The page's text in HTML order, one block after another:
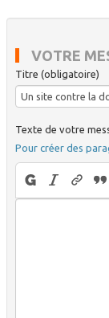
VOTRE
Titre (obligatoire)
Texte de votre
Pour créer des